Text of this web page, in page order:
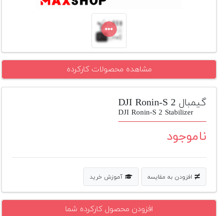
افزودن
دست
دوم
لیست
قیمت
دوربین
مشاهده محصولات کارکرده
گیمبال DJI Ronin-S 2
DJI Ronin-S 2 Stabilizer
ناموجود
افزودن به مقایسه آموزش خرید
افزودن محصول کارکرده شما